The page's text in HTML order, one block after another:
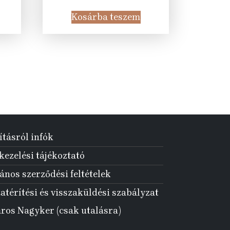
Ft.
was:
35
977 Ft.
990 Ft.
Kosárba teszem
infók
tájékoztató
szerződési feltételek
és visszaküldési szabályzat
Nagyker (csak utalásra)